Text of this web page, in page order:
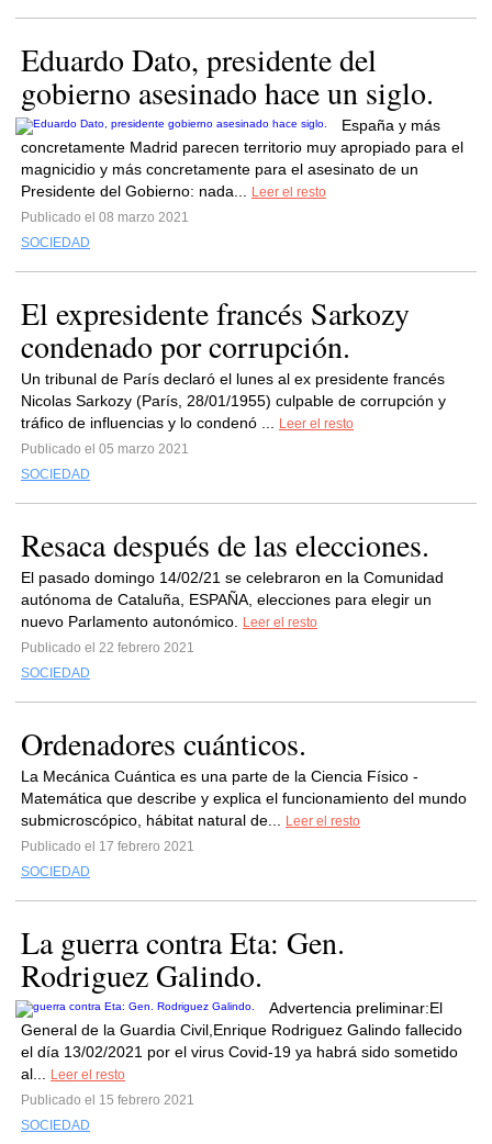
Eduardo Dato, presidente del
gobierno asesinado hace un siglo.
España y más
concretamente Madrid parecen territorio muy apropiado para el
magnicidio y más concretamente para el asesinato de un
Presidente del Gobierno: nada...
Leer el resto
Publicado el 08 marzo 2021
SOCIEDAD
El expresidente francés Sarkozy
condenado por corrupción.
Un tribunal de París declaró el lunes al ex presidente francés
Nicolas Sarkozy (París, 28/01/1955) culpable de corrupción y
tráfico de influencias y lo condenó ...
Leer el resto
Publicado el 05 marzo 2021
SOCIEDAD
Resaca después de las elecciones.
El pasado domingo 14/02/21 se celebraron en la Comunidad
autónoma de Cataluña, ESPAÑA, elecciones para elegir un
nuevo Parlamento autonómico.
Leer el resto
Publicado el 22 febrero 2021
SOCIEDAD
Ordenadores cuánticos.
La Mecánica Cuántica es una parte de la Ciencia Físico -
Matemática que describe y explica el funcionamiento del mundo
submicroscópico, hábitat natural de...
Leer el resto
Publicado el 17 febrero 2021
SOCIEDAD
La guerra contra Eta: Gen.
Rodriguez Galindo.
Advertencia preliminar:El
General de la Guardia Civil,Enrique Rodriguez Galindo fallecido
el día 13/02/2021 por el virus Covid-19 ya habrá sido sometido
al...
Leer el resto
Publicado el 15 febrero 2021
SOCIEDAD